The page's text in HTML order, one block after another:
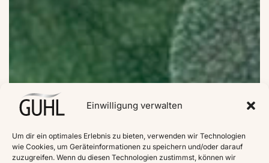
Einwilligung verwalten
Um dir ein optimales Erlebnis zu bieten, verwenden wir Technologien
wie Cookies, um Geräteinformationen zu speichern und/oder darauf
zuzugreifen. Wenn du diesen Technologien zustimmst, können wir